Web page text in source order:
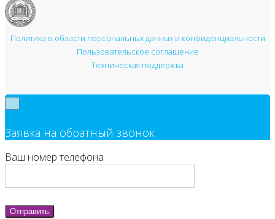
Политика в области персональных данных и конфиденциальности
Пользовательское соглашение
Техническая поддержка
Заявка на обратный звонок
Ваш номер телефона
Отправить